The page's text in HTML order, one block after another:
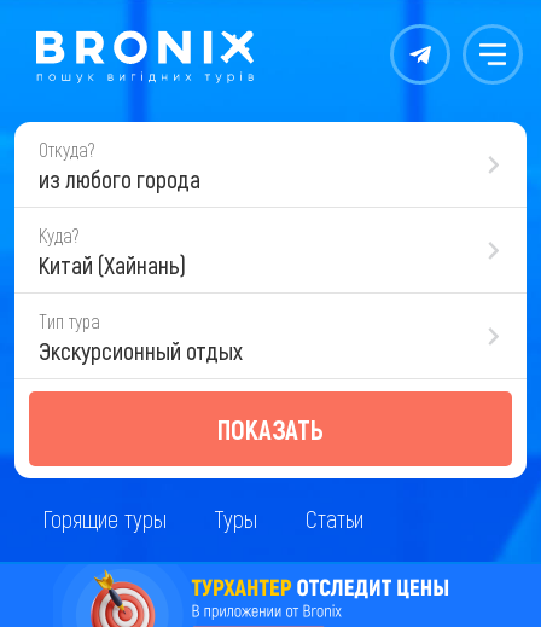
Контакты Меню
Откуда?
из любого города
Куда?
Китай (Хайнань)
Тип тура
Экскурсионный отдых
ПОКАЗАТЬ
Горящие туры Туры Статьи